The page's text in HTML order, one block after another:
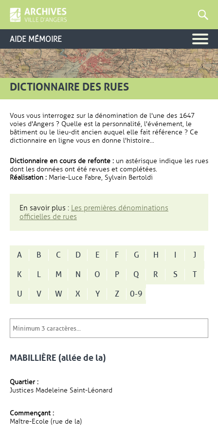
AIDE MÉMOIRE
DICTIONNAIRE DES RUES
Vous vous interrogez sur la dénomination de l'une des 1647
voies d'Angers ? Quelle est la personnalité, l'événement, le
bâtiment ou le lieu-dit ancien auquel elle fait référence ? Ce
dictionnaire en ligne vous en donne l'histoire...
Dictionnaire en cours de refonte : un astérisque indique les rues
dont les données ont été revues et complétées.
Réalisation : Marie-Luce Fabre, Sylvain Bertoldi
En savoir plus : Les premières dénominations
officielles de rues
A B C D E F G H I
J
K
L M N O P Q R S
T
U
V W X Y Z 0-9
MABILLIÈRE (allée de la)
Quartier :
Justices Madeleine Saint-Léonard
Commençant :
Maître-Ecole (rue de la)